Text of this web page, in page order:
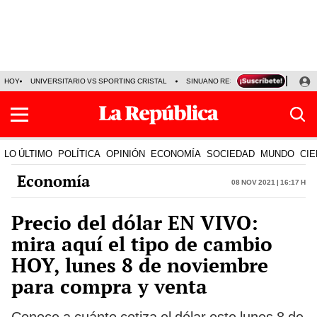
HOY UNIVERSITARIO VS SPORTING CRISTAL SINUANO RESULTADOS HOY
LO ÚLTIMO POLÍTICA OPINIÓN ECONOMÍA SOCIEDAD MUNDO
Economía 08 Nov 2021 | 16:17 h
Precio del dólar EN VIVO:
mira aquí el tipo de cambio
HOY, lunes 8 de noviembre
para compra y venta